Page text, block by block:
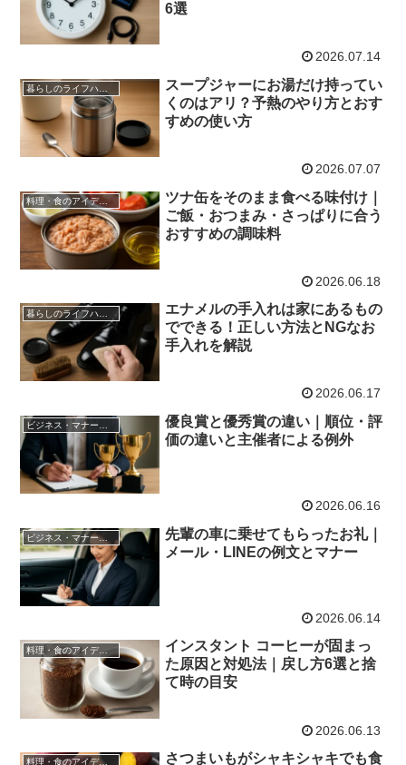
6選
2026.07.14
暮らしのライフハック
スープジャーにお湯だけ持ってい
くのはアリ？予熱のやり方とおす
すめの使い方
2026.07.07
料理・食のアイデア帳
ツナ缶をそのまま食べる味付け｜
ご飯・おつまみ・さっぱりに合う
おすすめの調味料
2026.06.18
暮らしのライフハック
エナメルの手入れは家にあるもの
でできる！正しい方法とNGなお
手入れを解説
2026.06.17
ビジネス・マナー・コミュニケーション
優良賞と優秀賞の違い｜順位・評
価の違いと主催者による例外
2026.06.16
ビジネス・マナー・コミュニケーション
先輩の車に乗せてもらったお礼｜
メール・LINEの例文とマナー
2026.06.14
料理・食のアイデア帳
インスタント コーヒーが固まっ
た原因と対処法｜戻し方6選と捨
て時の目安
2026.06.13
料理・食のアイデア帳
さつまいもがシャキシャキでも食